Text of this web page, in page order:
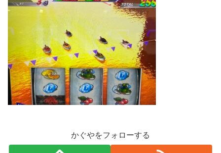
かぐやをフォローする